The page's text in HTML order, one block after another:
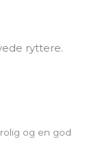
ryttere.
og en god